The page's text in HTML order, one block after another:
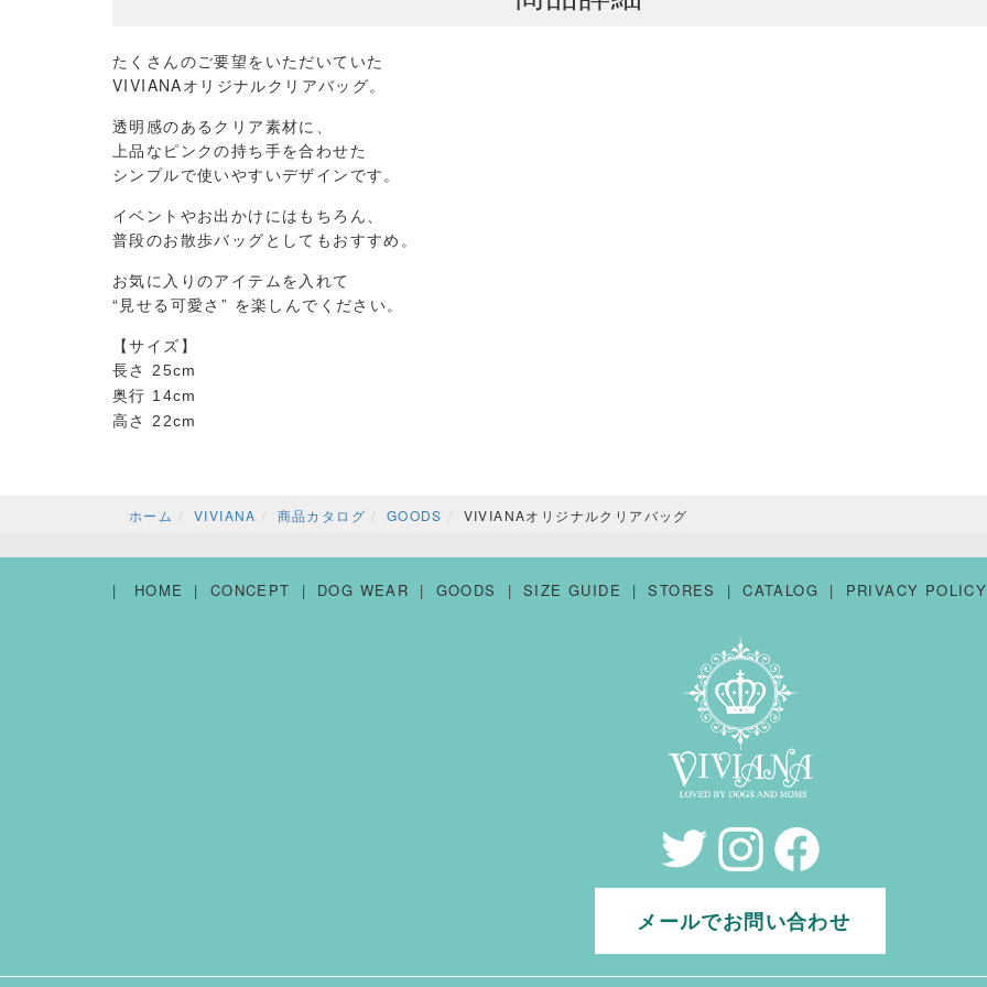
たくさんのご要望をいただいていた
VIVIANAオリジナルクリアバッグ。
透明感のあるクリア素材に、
上品なピンクの持ち手を合わせた
シンプルで使いやすいデザインです。
イベントやお出かけにはもちろん、
普段のお散歩バッグとしてもおすすめ。
お気に入りのアイテムを入れて
“ 見せる可愛さ ” を楽しんでください。
【サイズ】
長さ
25cm
奥行 14cm
高さ 22cm
ホーム
VIVIANA 商品カタログ GOODS VIVIANAオリジナルクリアバッグ
HOME CONCEPT DOG WEAR GOODS SIZE GUIDE STORES CATALOG PRIVACY POLICY
メールでお問い合わせ